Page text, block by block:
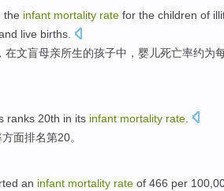
, the infant mortality rate for the children of
live births
，在文盲母亲所生的孩子中 ， 婴儿死亡率约为
ranks 20th in its infant mortality rate
方面排名第20。
an infant mortality rate of 466 per